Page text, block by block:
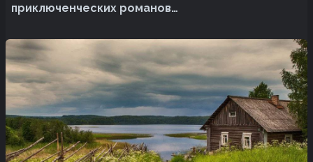
приключенческих романов…